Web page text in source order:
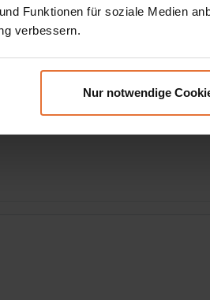
Funktionen für soziale Medien
verbessern.
Nur notwendige